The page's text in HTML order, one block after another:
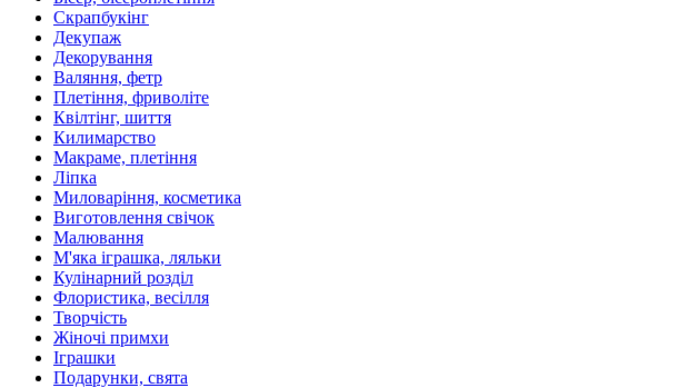
Скрапбукінг
Декупаж
Декорування
Валяння, фетр
Плетіння, фриволіте
Квілтінг, шиття
Килимарство
Макраме, плетіння
Ліпка
Миловаріння, косметика
Виготовлення свічок
Малювання
М'яка іграшка, ляльки
Кулінарний розділ
Флористика, весілля
Творчість
Жіночі примхи
Іграшки
Подарунки, свята